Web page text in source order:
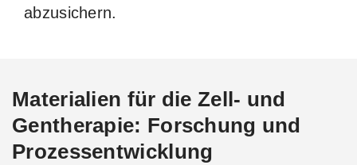
abzusichern.
Materialien für die Zell- und
Gentherapie: Forschung und
Prozessentwicklung